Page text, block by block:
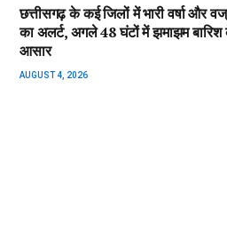
छत्तीसगढ़ के कई जिलों में भारी वर्षा और
का अलर्ट, अगले 48 घंटों में झमाझम
आसार
AUGUST 4, 2026